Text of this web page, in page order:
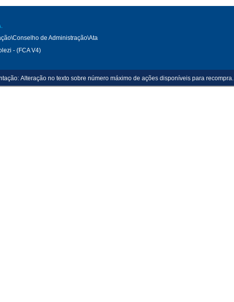
de Administração\Ata
- (FCA V4)
Alteração no texto sobre número máximo de ações disponíveis para recompra.